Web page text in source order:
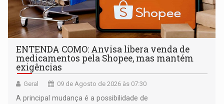
ENTENDA COMO: Anvisa libera venda de
medicamentos pela Shopee, mas mantém
exigências
Geral 09 de Agosto de 2026 às 07:30
A principal mudança é a possibilidade de